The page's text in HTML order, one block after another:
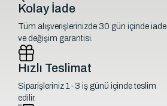
Kolay İade
Tüm alışverişlerinizde 30 gün içinde iade
ve değişim garantisi.
Hızlı Teslimat
Siparişleriniz 1-3 iş günü içinde teslim
edilir.